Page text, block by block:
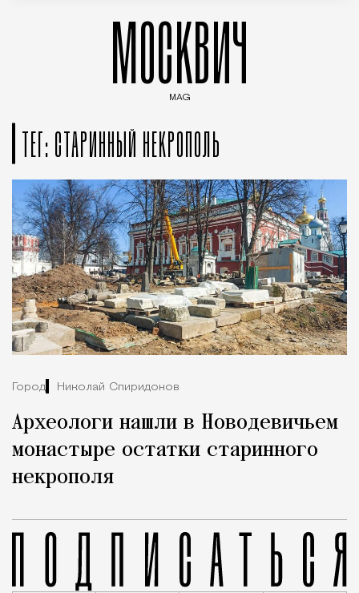
МОСКВИЧ
MAG
ТЕГ: СТАРИННЫЙ НЕКРОПОЛЬ
Город Николай Спиридонов
Археологи нашли в Новодевичьем
монастыре остатки старинного
некрополя